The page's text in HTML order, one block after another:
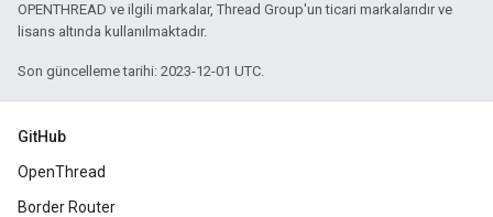
OPENTHREAD ve ilgili markalar, Thread Group'un ticari markalarıdır ve
lisans altında kullanılmaktadır.
Son güncelleme tarihi: 2023-12-01 UTC.
GitHub
OpenThread
Border Router